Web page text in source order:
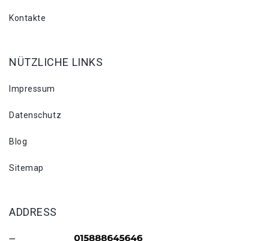
Kontakte
NÜTZLICHE LINKS
Impressum
Datenschutz
Blog
Sitemap
ADDRESS